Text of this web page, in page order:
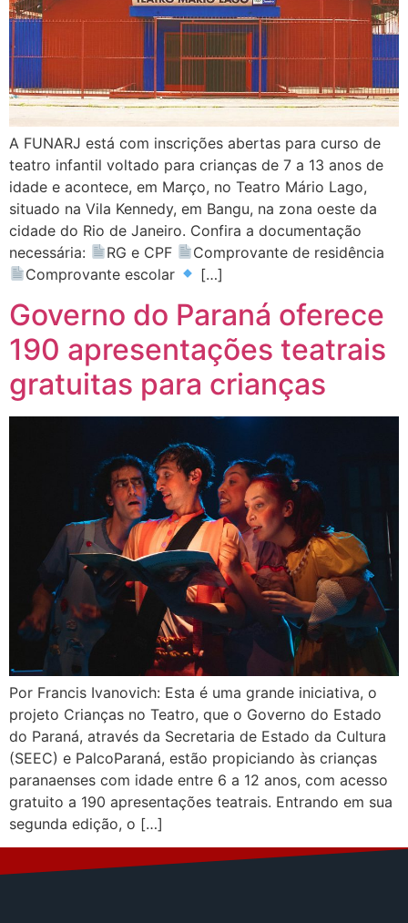
A FUNARJ está com inscrições abertas para curso de
teatro infantil voltado para crianças de 7 a 13 anos de
idade e acontece, em Março, no Teatro Mário Lago,
situado na Vila Kennedy, em Bangu, na zona oeste da
cidade do Rio de Janeiro. Confira a documentação
necessária:
RG e CPF
Comprovante de residência
Comprovante escolar
[…]
Governo do Paraná oferece
190 apresentações teatrais
gratuitas para crianças
Por Francis Ivanovich: Esta é uma grande iniciativa, o
projeto Crianças no Teatro, que o Governo do Estado
do Paraná, através da Secretaria de Estado da Cultura
(SEEC) e PalcoParaná, estão propiciando às crianças
paranaenses com idade entre 6 a 12 anos, com acesso
gratuito a 190 apresentações teatrais. Entrando em sua
segunda edição, o […]